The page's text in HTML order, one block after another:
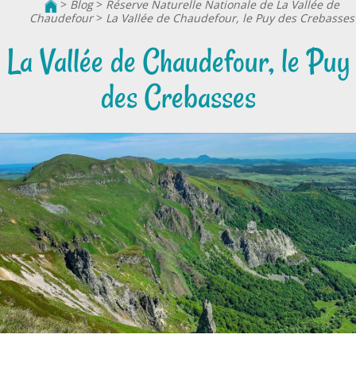
> Blog> Réserve Naturelle Nationale de La Vallée de
Chaudefour> La Vallée de Chaudefour, le Puy des Crebasses
La Vallée de Chaudefour, le Puy
des Crebasses